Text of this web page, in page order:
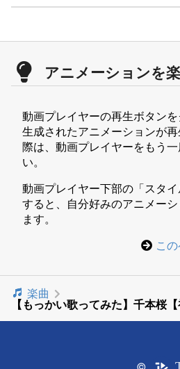
アニメーションを
動画プレイヤーの再生ボタン
生成されたアニメーションが
際は、動画プレイヤーをもう
い。
動画プレイヤー下部の「スタ
すると、自分好みのアニメー
ます。
こ
楽曲
【もっかい歌ってみた】千本桜